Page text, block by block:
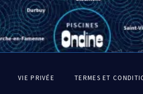
PiedVIE PRIVÉE TERMES ET